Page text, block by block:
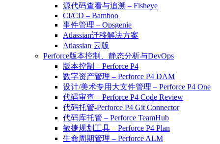
源代码查看与追溯 – Fisheye
CI/CD – Bamboo
事件管理 – Opsgenie
Atlassian迁移解决方案
Atlassian 云版
Perforce版本控制、静态分析与DevOps
版本控制 – Perforce P4
数字资产管理 – Perforce P4 DAM
设计/美术专用大文件管理 – Perforce P4 One
代码审查 – Perforce P4 Code Review
代码托管-Perforce P4 Git Connector
代码库托管 – Perforce TeamHub
敏捷规划工具 – Perforce P4 Plan
生命周期管理 – Perforce ALM